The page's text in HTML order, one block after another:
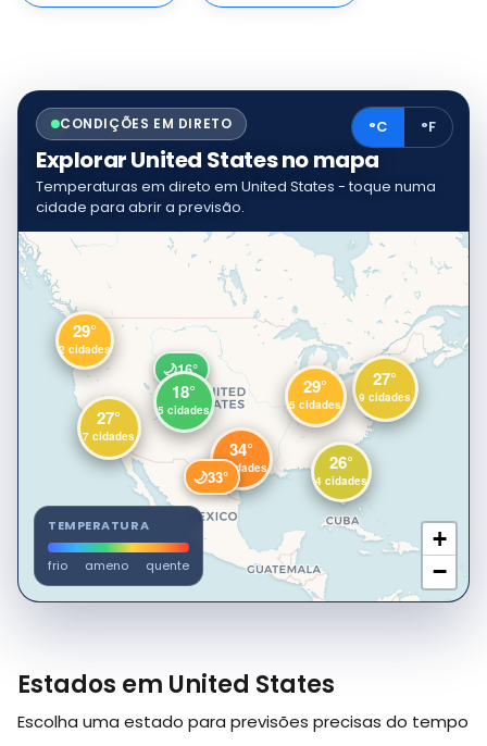
CONDIÇÕES EM DIRETO
Explorar United States no mapa
Temperaturas em direto em United States - toque numa
cidade para abrir a previsão.
29°
2 cidades
27°
7 cidades
18°
5 cidades
34°
6 cidades
29°
5 cidades
27°
9 cidades
26°
4 cidades
🌙16°
🌙33°
+
−
°C °F
TEMPERATURA
frio ameno quente
Estados em United States
Escolha uma estado para previsões precisas do tempo